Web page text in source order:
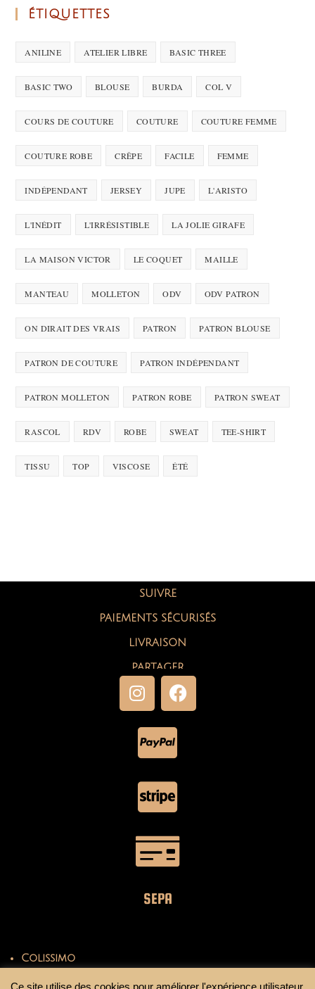
ÉTIQUETTES
ANILINE ATELIER LIBRE BASIC THREE
BASIC TWO BLOUSE BURDA COL V
COURS DE COUTURE COUTURE COUTURE FEMME
COUTURE ROBE CRÊPE FACILE FEMME
INDÉPENDANT JERSEY JUPE L'ARISTO
L'INÉDIT L'IRRÉSISTIBLE LA JOLIE GIRAFE
LA MAISON VICTOR LE COQUET MAILLE
MANTEAU MOLLETON ODV ODV PATRON
ON DIRAIT DES VRAIS PATRON PATRON BLOUSE
PATRON DE COUTURE PATRON INDÉPENDANT
PATRON MOLLETON PATRON ROBE PATRON SWEAT
RASCOL RDV ROBE SWEAT TEE-SHIRT
TISSU TOP VISCOSE ÉTÉ
SUIVRE
PAIEMENTS SÉCURISÉS
LIVRAISON
PARTAGER
SEPA
Colissimo